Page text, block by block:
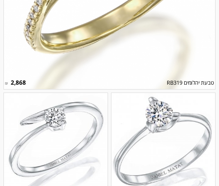
טבעת יהלומים RB319 2,868
₪